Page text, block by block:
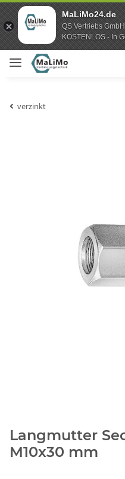
MaLiMo24.de
QS Vertriebs GmbH
KOSTENLOS - In
verzinkt
Langmutter
M10x30 mm